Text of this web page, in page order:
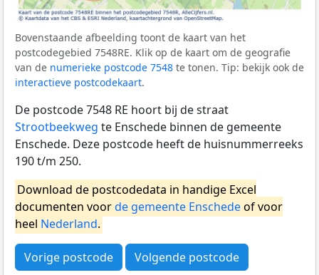
Bovenstaande afbeelding toont de kaart van het
postcodegebied 7548RE. Klik op de kaart om de geografie
van de numerieke postcode 7548 te tonen. Tip: bekijk ook de
interactieve postcodekaart.
De postcode 7548 RE hoort bij de straat
Strootbeekweg te Enschede binnen de gemeente
Enschede. Deze postcode heeft de huisnummerreeks
190 t/m 250.
Download de postcodedata in handige Excel
documenten voorde gemeente Enschedeof voor
heel Nederland.
Vorige postcode Volgende postcode